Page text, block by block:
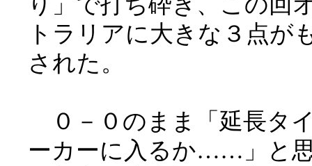
トラリアに大きな３点が
された。
０－０のまま「延長タ
ーカーに入るか……」と